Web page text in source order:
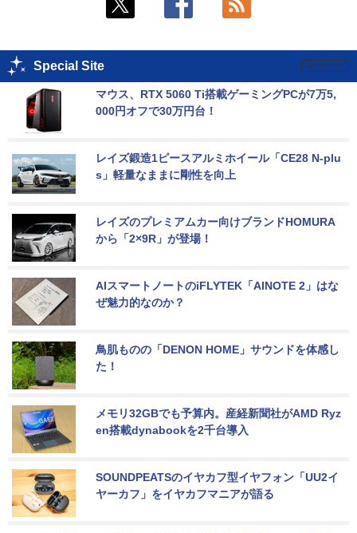
Special Site
マウス、RTX 5060 Ti搭載ゲーミングPCが7万5,
000円オフで30万円台！
レイズ鍛造1ピースアルミホイール「CE28 N-plu
s」軽量なままに剛性を向上
レイズのプレミアムカー向けブランドHOMURA
から「2×9R」が登場！
AIスマートノートのiFLYTEK「AINOTE 2」はな
ぜ魅力的なのか？
鳥肌ものの「DENON HOME」サウンドを体感し
た！
メモリ32GBでも予算内。産経新聞社がAMD Ryz
en搭載dynabookを2千台導入
SOUNDPEATSのイヤカフ型イヤフォン「UU2イ
ヤーカフ」をイヤカフマニアが語る